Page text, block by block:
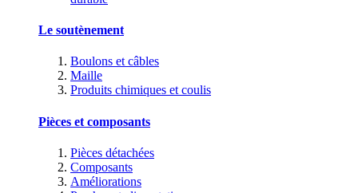
Le soutènement
Boulons et câbles
Maille
Produits chimiques et coulis
Pièces et composants
Pièces détachées
Composants
Améliorations